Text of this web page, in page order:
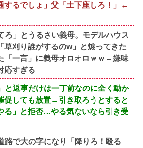
するでしょ」父「土下座しろ！」←
ろ」とうるさい義母。モデルハウス
草刈り誰がするのw」と煽ってきた
「一言」に義母オロオロｗｗ←嫌味
応すぎる
と返事だけは一丁前なのに全く動か
促しても放置→引き取ろうとすると
る」と拒否…やる気ないなら引き受
路で大の字になり「降りろ！殴る